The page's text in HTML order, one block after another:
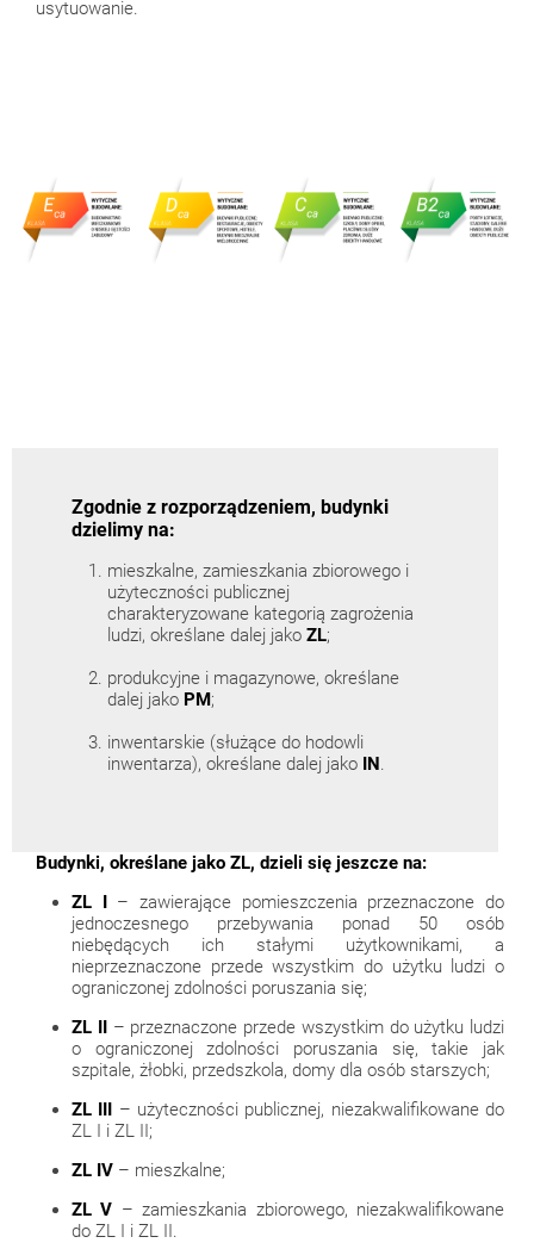
usytuowanie.
Zgodnie z rozporządzeniem, budynki
dzielimy na:
mieszkalne, zamieszkania zbiorowego i
użyteczności publicznej
charakteryzowane kategorią zagrożenia
ludzi, określane dalej jako ZL;
produkcyjne i magazynowe, określane
dalej jako PM;
inwentarskie (służące do hodowli
inwentarza), określane dalej jako IN.
Budynki, określane jako ZL, dzieli się jeszcze na:
ZL I– zawierające pomieszczenia przeznaczone do
jednoczesnego przebywania ponad 50 osób
niebędących ich stałymi użytkownikami, a
nieprzeznaczone przede wszystkim do użytku ludzi o
ograniczonej zdolności poruszania się;
ZL II– przeznaczone przede wszystkim do użytku ludzi
o ograniczonej zdolności poruszania się, takie jak
szpitale, żłobki, przedszkola, domy dla osób starszych;
ZL III – użyteczności publicznej, niezakwalifikowane do
ZL I i ZL II;
ZL IV – mieszkalne;
ZL V – zamieszkania zbiorowego, niezakwalifikowane
do ZL I i ZL II.